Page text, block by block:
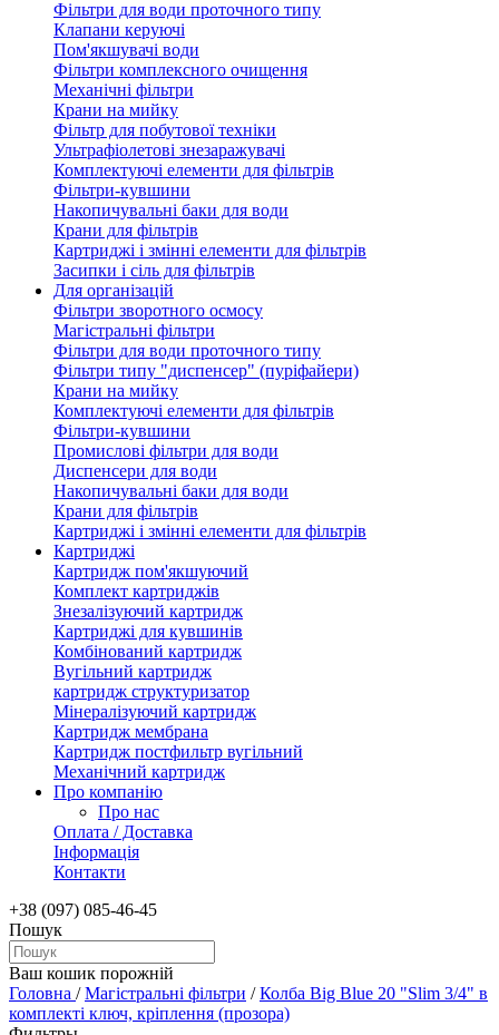
Фільтри для води проточного типу
Клапани керуючі
Пом'якшувачі води
Фільтри комплексного очищення
Механічні фільтри
Крани на мийку
Фільтр для побутової техніки
Ультрафіолетові знезаражувачі
Комплектуючі елементи для фільтрів
Фільтри-кувшини
Накопичувальні баки для води
Крани для фільтрів
Картриджі і змінні елементи для фільтрів
Засипки і сіль для фільтрів
Для організацій
Фільтри зворотного осмосу
Магістральні фільтри
Фільтри для води проточного типу
Фільтри типу "диспенсер" (пуріфайери)
Крани на мийку
Комплектуючі елементи для фільтрів
Фільтри-кувшини
Промислові фільтри для води
Диспенсери для води
Накопичувальні баки для води
Крани для фільтрів
Картриджі і змінні елементи для фільтрів
Картриджі
Картридж пом'якшуючий
Комплект картриджів
Знезалізуючий картридж
Картриджі для кувшинів
Комбінований картридж
Вугільний картридж
картридж структуризатор
Мінералізуючий картридж
Картридж мембрана
Картридж постфильтр вугільний
Механічний картридж
Про компанію
Про нас
Оплата / Доставка
Інформація
Контакти
+38 (097) 085-46-45
Пошук
Ваш кошик порожній
Головна /Магістральні фільтри /Колба Вig Вlue 20 "Slim 3/4" в
комплекті ключ, кріплення (прозора)